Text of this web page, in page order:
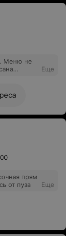
Меню не
же.
Еще
Спасибо. Наелись от пуза
Еще